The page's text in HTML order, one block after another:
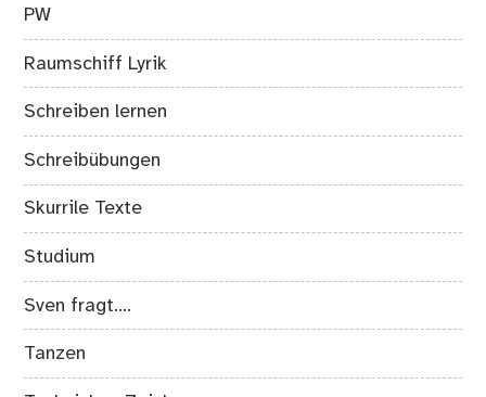
PW
Raumschiff Lyrik
Schreiben lernen
Schreibübungen
Skurrile Texte
Studium
Sven fragt….
Tanzen